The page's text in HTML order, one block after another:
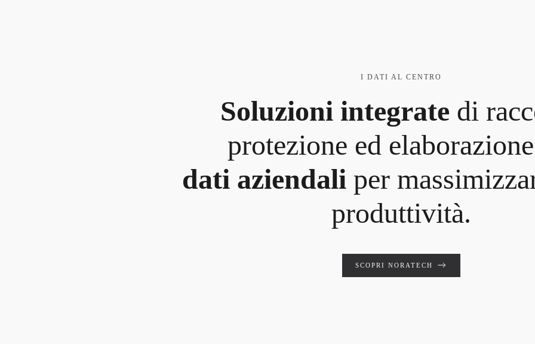
I DATI AL CENTRO
Soluzioni integrate di
protezione ed
dati aziendali per
produttività.
SCOPRI NORATECH